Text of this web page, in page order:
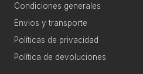
Climatización
›
Agua
caliente
›
Condiciones generales
Envios y transporte
Políticas de privacidad
Política de devoluciones